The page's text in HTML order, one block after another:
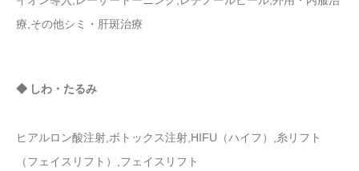
療,その他シミ・肝斑治療
◆ しわ・たるみ
ヒアルロン酸注射,ボトックス注射,HIFU（ハイフ）,糸リフト
（フェイスリフト）,フェイスリフト